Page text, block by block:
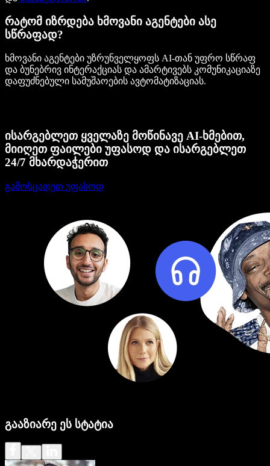
რატომ იზრდება ხმოვანი აგენტები ასე
სწრაფად?
ხმოვანი აგენტები უზრუნველყოფს AI-თან უფრო სწრაფ
და ბუნებრივ ინტერაქციას და ამარტივებს კომუნიკაციაზე
დაფუძნებული სამუშაოების ავტომატიზაციას.
ისარგებლეთ ყველაზე მოწინავე AI-ხმებით,
მიიღეთ ფაილები უფასოდ და ისარგებლეთ
24/7 მხარდაჭერით
გამოსცადეთ უფასოდ
გააზიარე ეს სტატია